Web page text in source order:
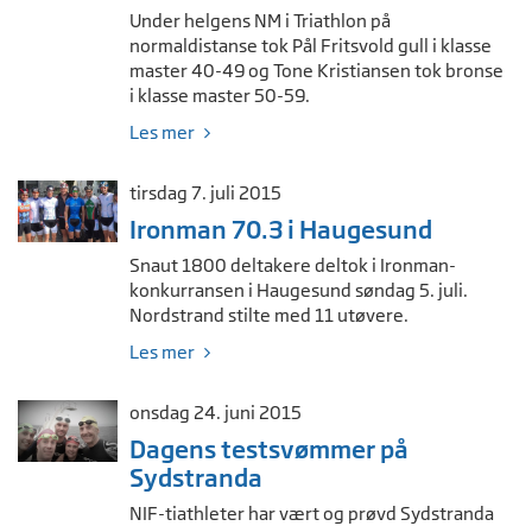
Under helgens NM i Triathlon på
normaldistanse tok Pål Fritsvold gull i klasse
master 40-49 og Tone Kristiansen tok bronse
i klasse master 50-59.
Les mer
tirsdag 7. juli 2015
Ironman 70.3 i Haugesund
Snaut 1800 deltakere deltok i Ironman-
konkurransen i Haugesund søndag 5. juli.
Nordstrand stilte med 11 utøvere.
Les mer
onsdag 24. juni 2015
Dagens testsvømmer på
Sydstranda
NIF-tiathleter har vært og prøvd Sydstranda